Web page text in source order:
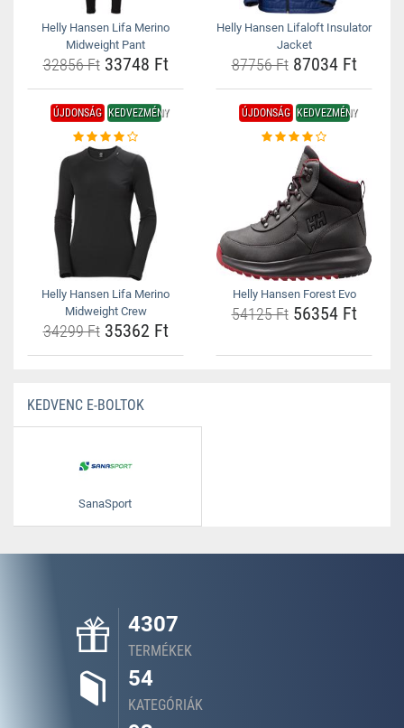
Helly Hansen Lifa Merino
Midweight Pant
32856 Ft33748 Ft
Helly Hansen Lifaloft Insulator
Jacket
87756 Ft87034 Ft
ÚJDONSÁG KEDVEZMÉNY
Helly Hansen Lifa Merino
Midweight Crew
34299 Ft35362 Ft
ÚJDONSÁG KEDVEZMÉNY
Helly Hansen Forest Evo
54125 Ft56354 Ft
KEDVENC E-BOLTOK
SanaSport
4307
TERMÉKEK
54
KATEGÓRIÁK